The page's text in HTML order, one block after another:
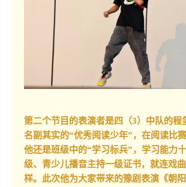
第二个节目的表演者是四（3）中队的程
名副其实的“优秀阅读少年”，在阅读比赛
他还是班级中的“学习标兵”，学习能力
级、青少儿播音主持一级证书，就连戏
样。此次他为大家带来的豫剧表演《朝